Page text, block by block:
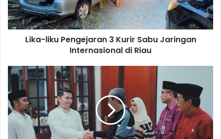
Lika-liku Pengejaran 3 Kurir Sabu Jaringan
Internasional di Riau